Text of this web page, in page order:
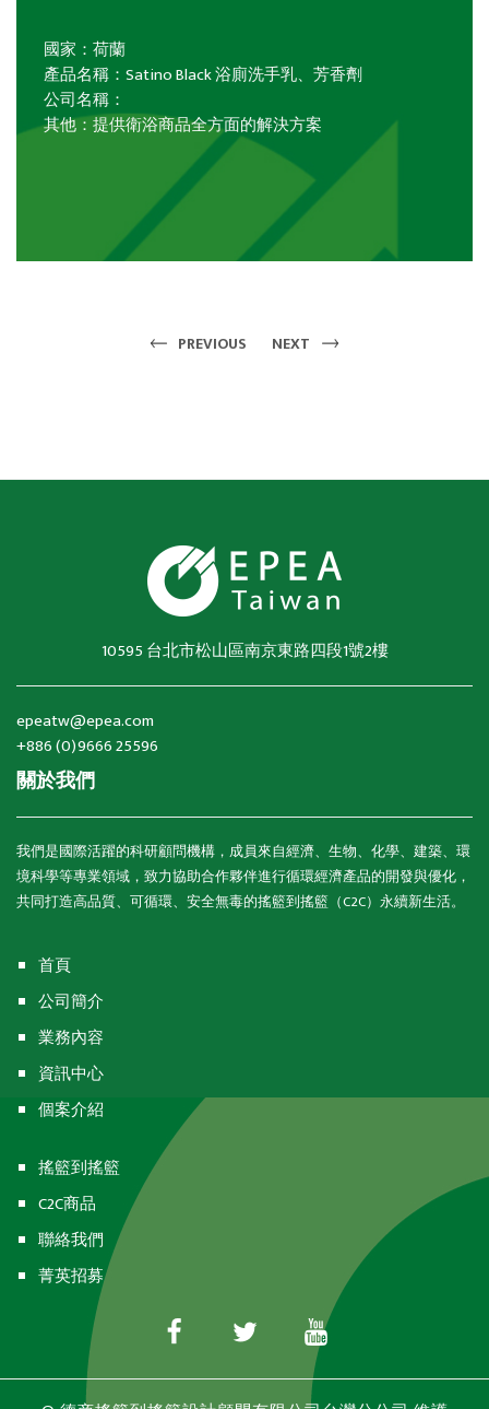
國家：荷蘭
產品名稱：Satino Black 浴廁洗手乳、芳香劑
公司名稱：
其他：提供衛浴商品全方面的解決方案
PREVIOUS NEXT
10595 台北市松山區南京東路四段1號2樓
epeatw@epea.com
+886 (0)9666 25596
關於我們
我們是國際活躍的科研顧問機構，成員來自經濟、生物、化學、建築、環
境科學等專業領域，致力協助合作夥伴進行循環經濟產品的開發與優化，
共同打造高品質、可循環、安全無毒的搖籃到搖籃（C2C）永續新生活。
首頁
公司簡介
業務內容
資訊中心
個案介紹
搖籃到搖籃
C2C商品
聯絡我們
菁英招募